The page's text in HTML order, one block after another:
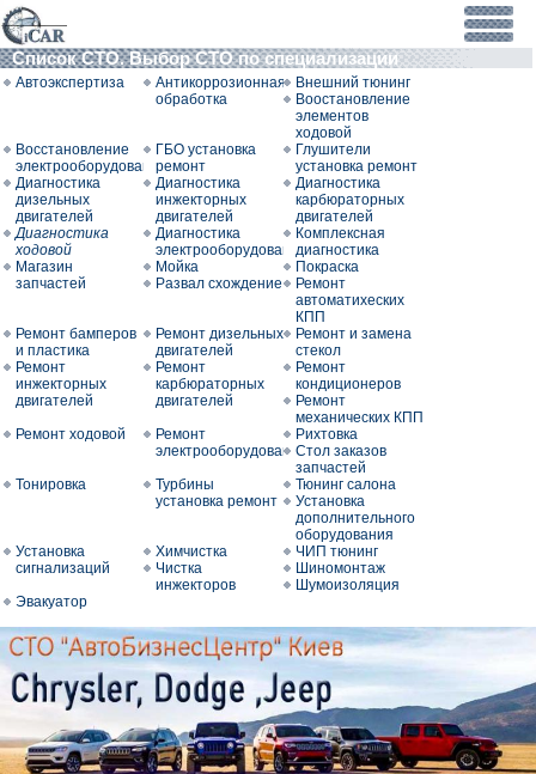
Список СТО. Выбор СТО по специализации
Автоэкспертиза
Антикоррозионная
обработка
Внешний тюнинг
Воостановление
элементов
ходовой
Восстановление
электрооборудования
ГБО установка
ремонт
Глушители
установка ремонт
Диагностика
дизельных
двигателей
Диагностика
инжекторных
двигателей
Диагностика
карбюраторных
двигателей
Диагностика
ходовой
Диагностика
электрооборудования
Комплексная
диагностика
Магазин
запчастей
Мойка
Покраска
Развал схождение
Ремонт
автоматихеских
КПП
Ремонт бамперов
и пластика
Ремонт дизельных
двигателей
Ремонт и замена
стекол
Ремонт
инжекторных
двигателей
Ремонт
карбюраторных
двигателей
Ремонт
кондиционеров
Ремонт
механических КПП
Ремонт ходовой
Ремонт
электрооборудования
Рихтовка
Стол заказов
запчастей
Тонировка
Турбины
установка ремонт
Тюнинг салона
Установка
дополнительного
оборудования
Установка
сигнализаций
Химчистка
ЧИП тюнинг
Чистка
инжекторов
Шиномонтаж
Шумоизоляция
Эвакуатор